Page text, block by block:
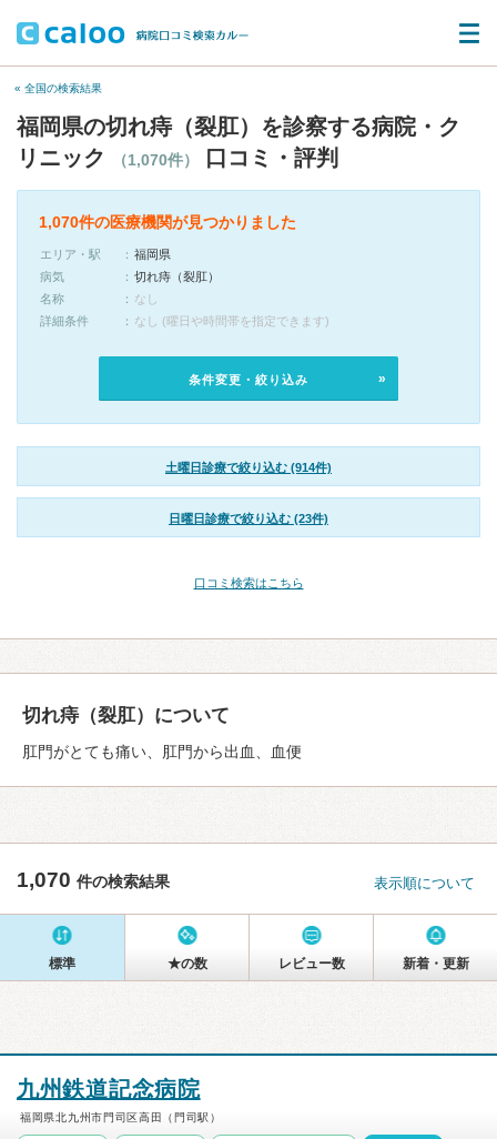
« 全国の検索結果
福岡県の切れ痔（裂肛）を診察する病院・ク
リニック
（1,070件） 口コミ・評判
1,070件の医療機関が見つかりました
エリア・駅
福岡県
病気
切れ痔（裂肛）
名称
なし
詳細条件
なし (曜日や時間帯を指定できます)
条件変更・絞り込み
土曜日診療で絞り込む (914件)
日曜日診療で絞り込む (23件)
口コミ検索はこちら
切れ痔（裂肛）について
肛門がとても痛い、肛門から出血、血便
1,070 件の検索結果 表示順について
標準 ★の数 レビュー数 新着・更新
九州鉄道記念病院
福岡県北九州市門司区高田（門司駅）